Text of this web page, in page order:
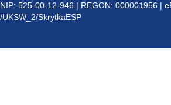
NIP: 525-00-12-946 | REGON: 000001956 |
/UKSW_2/SkrytkaESP